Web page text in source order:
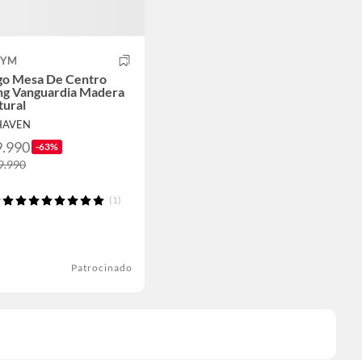
Mesa De Centro
Vanguardia Madera
-63%
(1)
Patrocinado